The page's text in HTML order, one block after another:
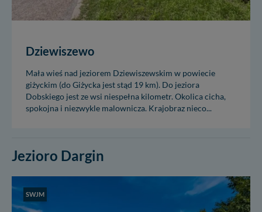
Dziewiszewo
Mała wieś nad jeziorem Dziewiszewskim w powiecie
giżyckim (do Giżycka jest stąd 19 km). Do jeziora
Dobskiego jest ze wsi niespełna kilometr. Okolica cicha,
spokojna i niezwykle malownicza. Krajobraz nieco...
Jezioro Dargin
SWJM